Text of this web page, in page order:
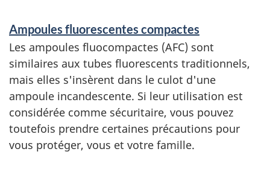
e
m
e
n
t
s
Ampoules fluorescentes compactes
Les ampoules fluocompactes (AFC) sont
similaires aux tubes fluorescents traditionnels,
mais elles s'insèrent dans le culot d'une
ampoule incandescente. Si leur utilisation est
considérée comme sécuritaire, vous pouvez
toutefois prendre certaines précautions pour
vous protéger, vous et votre famille.